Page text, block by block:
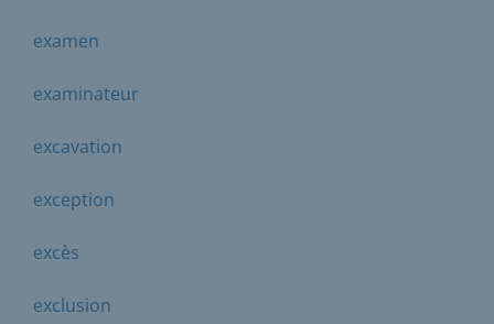
examen
examinateur
excavation
exception
excès
exclusion